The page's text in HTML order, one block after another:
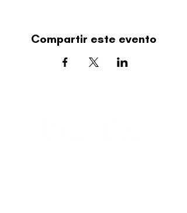
Compartir este evento